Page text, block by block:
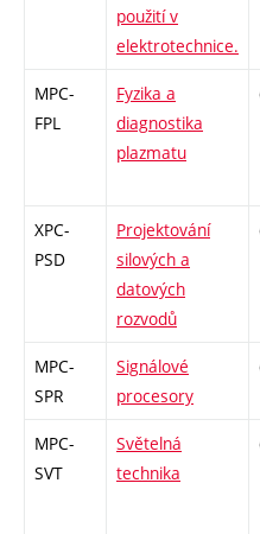
použití v
elektrotechnice.
MPC-
FPL
Fyzika a
diagnostika
plazmatu
XPC-
PSD
Projektování
silových a
datových
rozvodů
MPC-
SPR
Signálové
procesory
MPC-
SVT
Světelná
technika